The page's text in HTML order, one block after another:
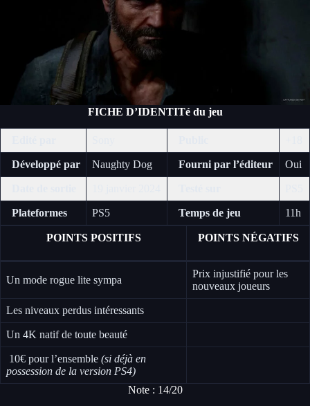
FICHE D’IDENTITé du jeu
Développé par Naughty Dog Fourni par l’éditeur Oui
Plateformes PS5 Temps de jeu 11h
POINTS POSITIFS POINTS NÉGATIFS
Un mode rogue lite sympa
Prix injustifié pour les
nouveaux joueurs
Les niveaux perdus intéressants
Un 4K natif de toute beauté
10€ pour l’ensemble (si déjà en
possession de la version PS4)
Note : 14/20